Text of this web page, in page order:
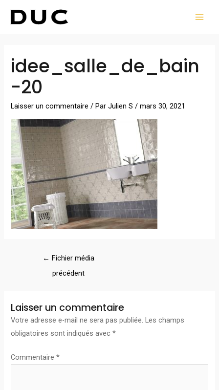
idee_salle_de_bain
-20
Laisser un commentaire / ParJulien S/mars 30, 2021
des
← Fichier média
précédent
Laisser un commentaire
Votre adresse e-mail ne sera pas publiée. Les champs
obligatoires sont indiqués avec*
Commentaire*